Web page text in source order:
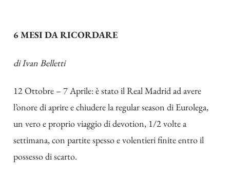
6 MESI DA RICORDARE
diIvan Belletti
12 Ottobre – 7 Aprile: è stato il Real Madrid ad avere
l’onore di aprire e chiudere la regular season di Eurolega,
un vero e proprio viaggio di devotion, 1/2 volte a
settimana, con partite spesso e volentieri finite entro il
possesso di scarto.